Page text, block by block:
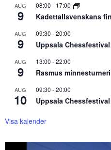
AUG
9
08:00 - 17:00
Kadettallsvenskans
AUG
9
09:30 -20:00
Uppsala Chessfestival
AUG
9
13:00 -22:00
Rasmus
AUG
10
09:30 -20:00
Uppsala Chessfestival
Visa kalender